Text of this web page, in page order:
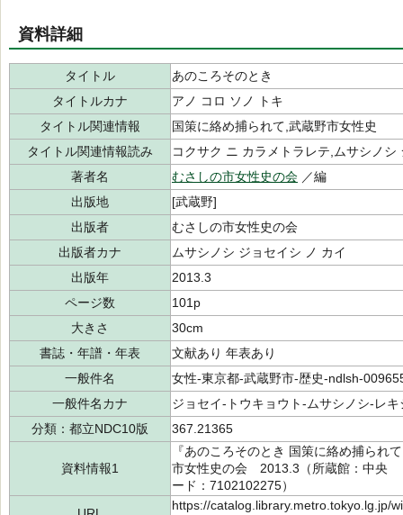
資料詳細
タイトル
あのころそのとき
タイトルカナ
アノ コロ ソノ トキ
タイトル関連情報
国策に絡め捕られて,武蔵野市女性史
タイトル関連情報読み
コクサク ニ カラメトラレテ,ムサシノシ
著者名
むさしの市女性史の会 ／編
出版地
[武蔵野]
出版者
むさしの市女性史の会
出版者カナ
ムサシノシ ジョセイシ ノ カイ
出版年
2013.3
ページ数
101p
大きさ
30cm
書誌・年譜・年表
文献あり 年表あり
一般件名
女性-東京都-武蔵野市-歴史-ndlsh-
一般件名カナ
ジョセイ-トウキョウト-ムサシノシ-レ
分類：都立NDC10版
367.21365
資料情報1
『あのころそのとき 国策に絡め捕ら
市女性史の会 2013.3（所蔵館：中
ード：7102102275）
https://catalog.library.metro.tokyo.lg.jp/